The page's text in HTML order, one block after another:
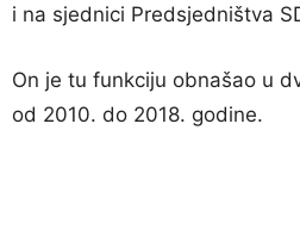
i na sjednici Predsjedništva
On je tu funkciju obnašao u
od 2010. do 2018. godine.